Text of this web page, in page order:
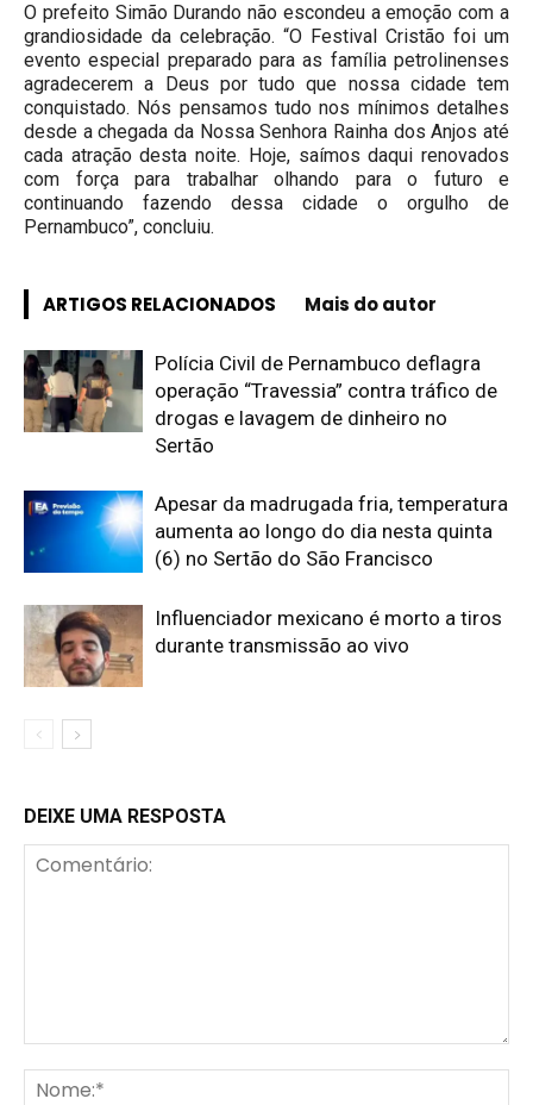
O prefeito Simão Durando não escondeu a emoção com a
grandiosidade da celebração. “O Festival Cristão foi um
evento especial preparado para as família petrolinenses
agradecerem a Deus por tudo que nossa cidade tem
conquistado. Nós pensamos tudo nos mínimos detalhes
desde a chegada da Nossa Senhora Rainha dos Anjos até
cada atração desta noite. Hoje, saímos daqui renovados
com força para trabalhar olhando para o futuro e
continuando fazendo dessa cidade o orgulho de
Pernambuco”, concluiu.
ARTIGOS RELACIONADOS Mais do autor
Polícia Civil de Pernambuco deflagra
operação “Travessia” contra tráfico de
drogas e lavagem de dinheiro no
Sertão
Apesar da madrugada fria, temperatura
aumenta ao longo do dia nesta quinta
(6) no Sertão do São Francisco
Influenciador mexicano é morto a tiros
durante transmissão ao vivo
DEIXE UMA RESPOSTA